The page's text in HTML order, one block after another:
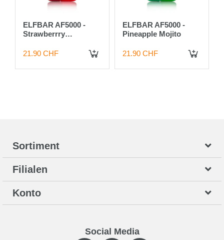
ELFBAR AF5000 -
Strawberrry
21.90 CHF
ELFBAR AF5000 -
Pineapple Mojito
21.90 CHF
Sortiment
Filialen
Konto
Social Media